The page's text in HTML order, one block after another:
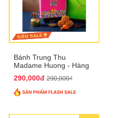
Bánh Trung Thu
Madame Huong - Hàng
290,000đ 290,000₫